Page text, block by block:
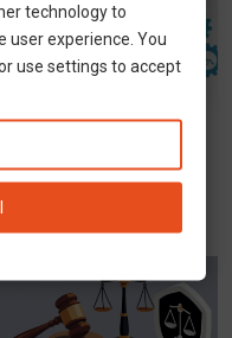
6450€ lesz a havi
2026-tól
technology to
user experience. You
use settings to accept